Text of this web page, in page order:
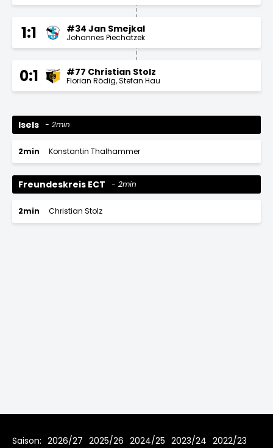
1:1 #34 Jan Smejkal
Johannes Piechatzek
0:1 #77 Christian Stolz
Florian Rödig Stefan Hau
Isels 2min
2min Konstantin Thalhammer
Freundeskreis ECT 2min
2min Christian Stolz
Saison: 2026/27 2025/26 2024/25 2023/24 2022/23